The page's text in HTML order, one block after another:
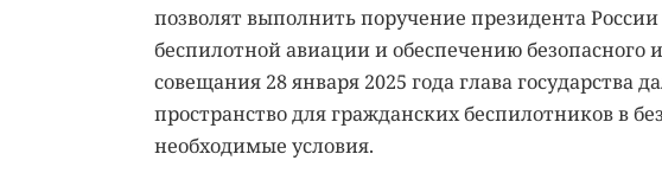
позволят выполнить поручение президента
беспилотной авиации и обеспечению безопасного
совещания 28 января 2025 года глава государства
пространство для гражданских беспилотников в
необходимые условия.